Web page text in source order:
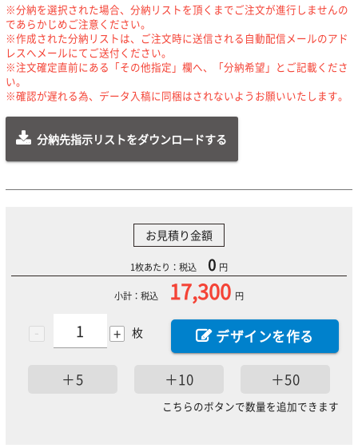
※分納を選択された場合、分納リストを頂くまでご注文が進行しませんの
であらかじめご注意ください。
※作成された分納リストは、ご注文時に送信される自動配信メールのアド
レスへメールにてご送付ください。
※注文確定直前にある「その他指定」欄へ、「分納希望」とご記載くださ
い。
※確認が遅れる為、データ入稿に同梱はされないようお願いいたします。
分納先指示リストをダウンロードする
お見積り金額
1枚あたり：税込 0 円
小計：税込 17,300 円
- + 枚 デザインを作る
＋5 ＋10 ＋50
こちらのボタンで数量を追加できます